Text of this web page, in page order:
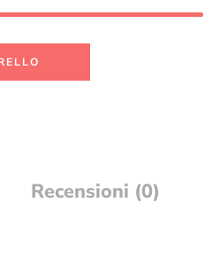
Recensioni (0)